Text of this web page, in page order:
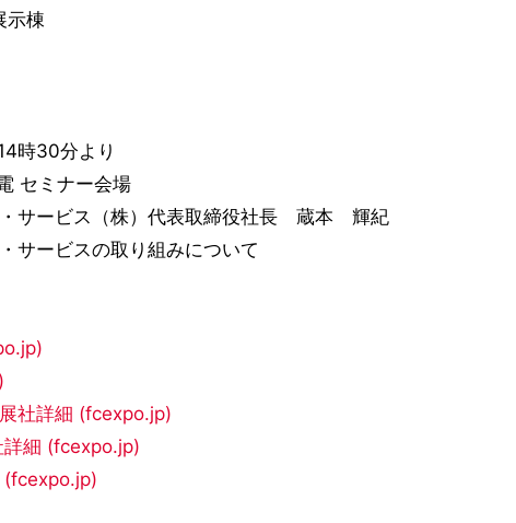
棟
30分より
ミナー会場
ービス（株）代表取締役社長 蔵本 輝紀
サービスの取り組みについて
社詳細 (fcexpo.jp)
細 (fcexpo.jp)
(fcexpo.jp)